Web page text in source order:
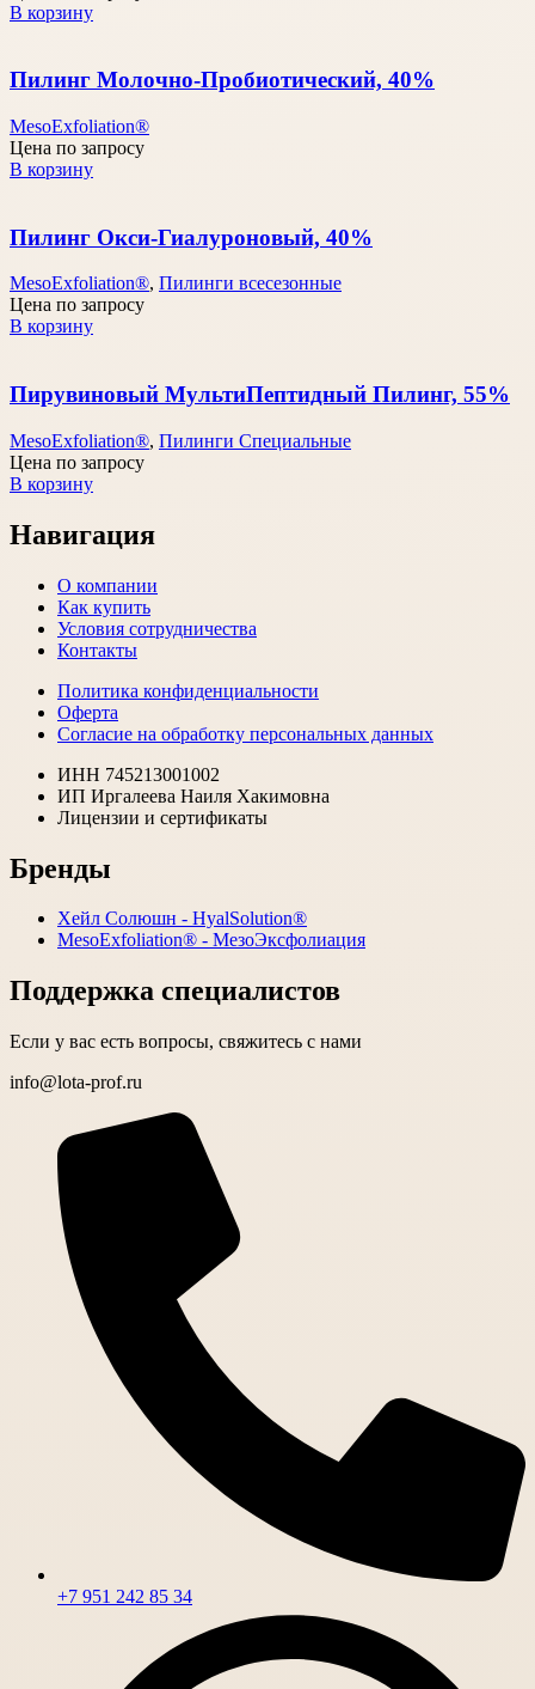
В корзину
Пилинг Молочно-Пробиотический, 40%
MesoExfoliation®
Цена по запросу
В корзину
Пилинг Окси-Гиалуроновый, 40%
MesoExfoliation®, Пилинги всесезонные
Цена по запросу
В корзину
Пирувиновый МультиПептидный Пилинг, 55%
MesoExfoliation®, Пилинги Специальные
Цена по запросу
В корзину
Навигация
О компании
Как купить
Условия сотрудничества
Контакты
Политика конфиденциальности
Оферта
Согласие на обработку персональных данных
ИНН 745213001002
ИП Иргалеева Наиля Хакимовна
Лицензии и сертификаты
Бренды
Хейл Солюшн - HyalSolution®
MesoExfoliation® - МезоЭксфолиация
Поддержка специалистов
Если у вас есть вопросы, свяжитесь с нами
info@lota-prof.ru
+7 951 242 85 34